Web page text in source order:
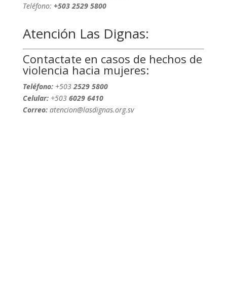
Teléfono: +503 2529 5800
Atención Las Dignas:
Contactate en casos de hechos de
violencia hacia mujeres:
Teléfono:+5032529 5800
Celular: +503 6029 6410
Correo:atencion@lasdignas.org.sv